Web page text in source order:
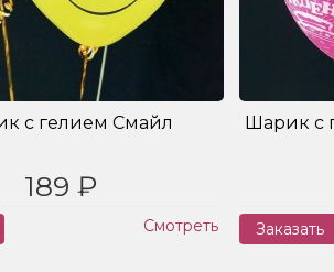
с гелием Смайл
189 ₽
Смотреть
Шарик с
Заказать